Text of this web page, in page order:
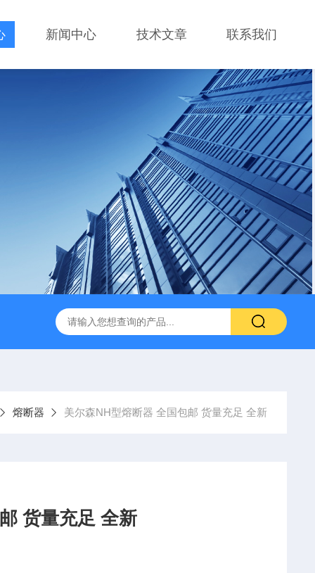
新闻中心 技术文章 联系我们
熔断器 美尔森NH型熔断器 全国包邮 货量充足 全新
货量充足 全新